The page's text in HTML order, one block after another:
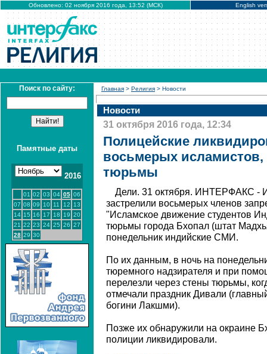
Обновлено: 02 ноября 2016 года, 13:52 (МСК) English
Поиск по сайту:
Памятные даты
2016
01 02 03 04 05 06
07 08 09 10 11 12
13
14 15 16 17 18 19 20
21 22 23 24 25 26 27
28 29 30
Главная > Религия > Новости
Новости
31 октября 2016 года, 12:34
Полицейские
восьмерых
тюрьмы
Дели. 31 октября. ИНТЕРФАКС -
застрелили восьмерых членов
"Исламское движение студентов
тюрьмы города Бхопал (штат
понедельник индийские СМИ.
По их данным, в ночь на
тюремного надзирателя и при
перелезли через стены тюрьмы,
отмечали праздник Дивали
богини Лакшми).
Позже их обнаружили на окраине
полиции ликвидировали.